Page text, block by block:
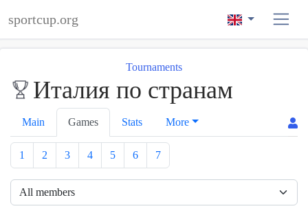
sportcup.org
Tournaments
Италия по странам
Main Games Stats More
1 2 3 4 5 6 7